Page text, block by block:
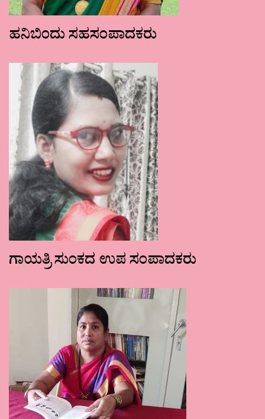
ಹನಿಬಿಂದು ಸಹಸಂಪಾದಕರು
ಗಾಯತ್ರಿ ಸುಂಕದ ಉಪ ಸಂಪಾದಕರು